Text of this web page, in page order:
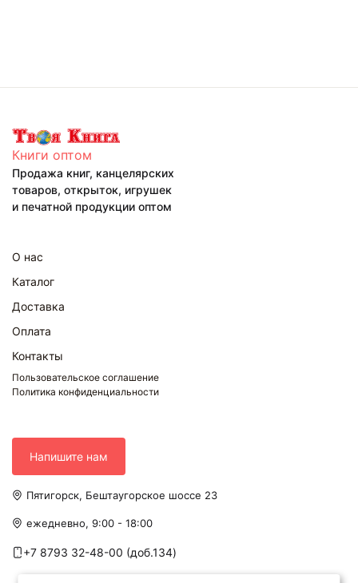
Книги оптом
Продажа книг, канцелярских
товаров, открыток, игрушек
и печатной продукции оптом
О нас
Каталог
Доставка
Оплата
Контакты
Пользовательское соглашение
Политика конфиденциальности
Напишите нам
Пятигорск, Бештаугорское шоссе 23
ежедневно, 9:00 - 18:00
+7 8793 32-48-00 (доб.134)